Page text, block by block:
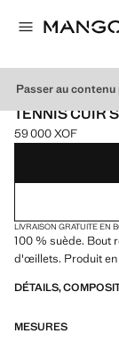
Passer au
CUIR
TENNIS CUIR
Prix actuel [59 000
59 000 XOF
Choisissez une
Couleur Gris
LIVRAISON GRATUITE EN
100 % suède. Bout
d'œillets. Produit
DÉTAILS,
MESURES